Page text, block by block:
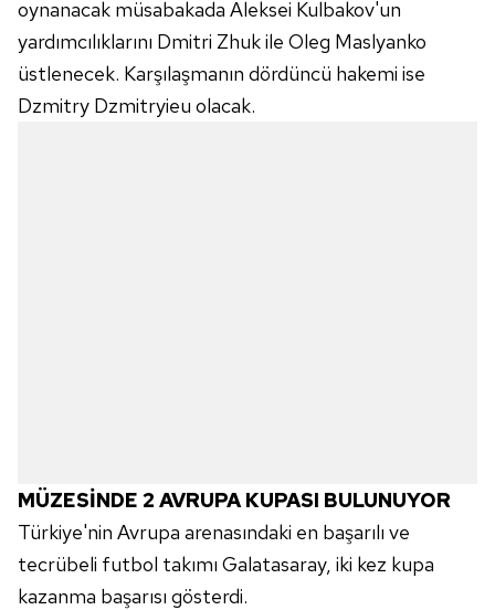
oynanacak müsabakada Aleksei Kulbakov'un
yardımcılıklarını Dmitri Zhuk ile Oleg Maslyanko
üstlenecek. Karşılaşmanın dördüncü hakemi ise
Dzmitry Dzmitryieu olacak.
MÜZESİNDE 2 AVRUPA KUPASI BULUNUYOR
Türkiye'nin Avrupa arenasındaki en başarılı ve
tecrübeli futbol takımı Galatasaray, iki kez kupa
kazanma başarısı gösterdi.